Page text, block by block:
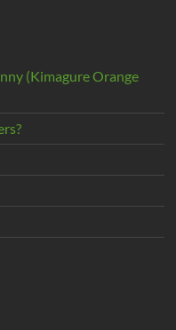
(Kimagure Orange